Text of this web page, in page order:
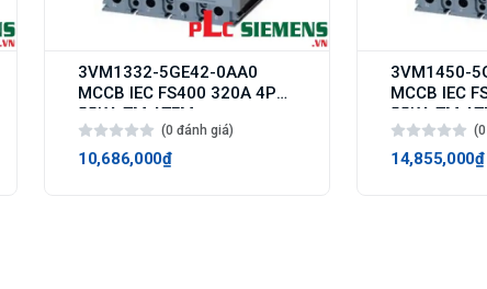
3VM1332-5GE42-0AA0
MCCB IEC FS400 320A 4P
55KA TM ATFM
(0 đánh giá)
10,686,000₫
3VM1450-
MCCB IEC
55KA
14,855,000₫